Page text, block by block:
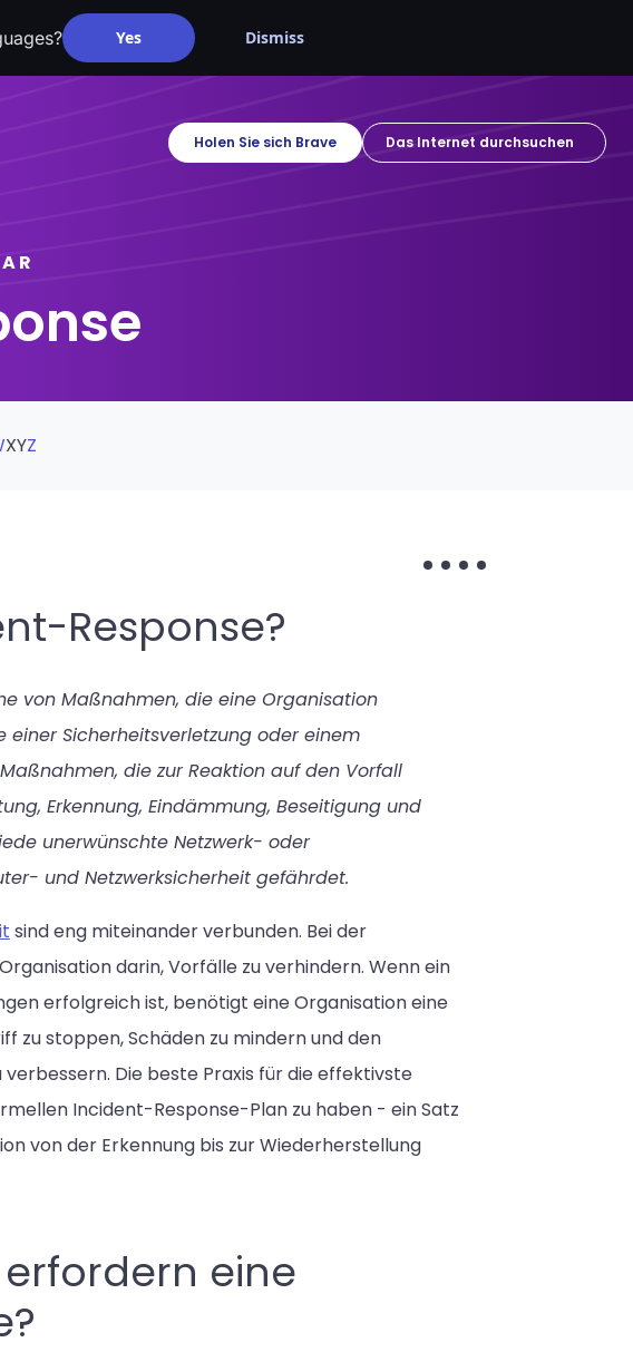
Yes Dismiss
Holen Sie sich Brave
XYZ
Response?
von Maßnahmen, die eine Organisation
einer Sicherheitsverletzung oder einem
die zur Reaktion auf den Vorfall
Erkennung, Eindämmung, Beseitigung und
unerwünschte Netzwerk- oder
und Netzwerksicherheit gefährdet.
sind eng miteinander verbunden. Bei der
darin, Vorfälle zu verhindern. Wenn ein
erfolgreich ist, benötigt eine Organisation eine
zu stoppen, Schäden zu mindern und den
Die beste Praxis für die effektivste
Incident-Response-Plan zu haben - ein Satz
von der Erkennung bis zur Wiederherstellung
eine